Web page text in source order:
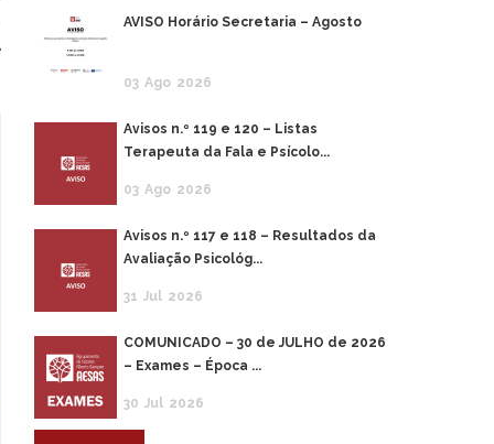
AVISO Horário Secretaria – Agosto
03 Ago 2026
Avisos n.º 119 e 120 – Listas
Terapeuta da Fala e Psícolo...
03 Ago 2026
Avisos n.º 117 e 118 – Resultados da
Avaliação Psicológ...
31 Jul 2026
COMUNICADO – 30 de JULHO de 2026
– Exames – Época ...
30 Jul 2026